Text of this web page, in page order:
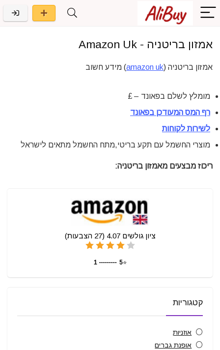
אמזון בריטניה - Amazon Uk
אמזון בריטניה (amazon uk) מידע חשוב
מומלץ לשלם בפאונד – £
רף המס המעודכן בפאונד
לשירות לקוחות
מוצרי החשמל עם תקע בריטי,מתח החשמל מתאים לישראל
ריכוז מבצעים מאמזון בריטניה:
ציון גולשים4.07
(
27 הצבעות)
⭐
5 --------- 1
קטגוריות
אוזניות
אופנת גברים